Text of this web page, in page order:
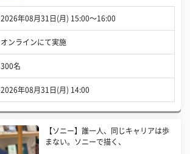
2026年08月31日(月) 15:00〜16:00
オンラインにて実施
300名
2026年08月31日(月) 14:00
【ソニー】誰一人、同じキャリアは歩
まない。ソニーで描く、